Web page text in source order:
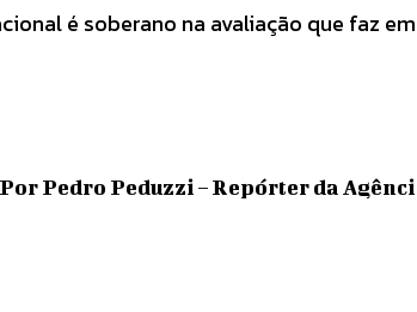
é soberano na avaliação que faz
Pedro Peduzzi – Repórter da